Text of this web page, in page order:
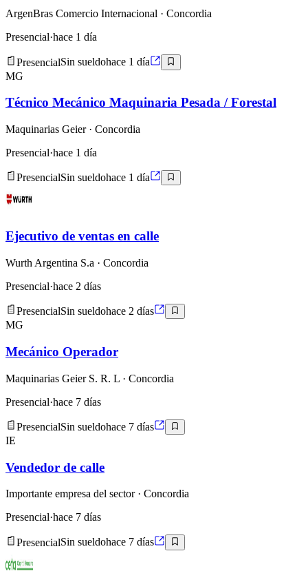
ArgenBras Comercio Internacional · Concordia
Presencial·hace 1 día
PresencialSin sueldohace 1 día
MG
Técnico Mecánico Maquinaria Pesada / Forestal
Maquinarias Geier· Concordia
Presencial·hace 1 día
PresencialSin sueldohace 1 día
Ejecutivo de ventas en calle
Wurth Argentina S.a · Concordia
Presencial·hace 2 días
PresencialSin sueldohace 2 días
MG
Mecánico Operador
Maquinarias Geier S. R. L · Concordia
Presencial·hace 7 días
PresencialSin sueldohace 7 días
IE
Vendedor de calle
Importante empresa del sector· Concordia
Presencial·hace 7 días
PresencialSin sueldohace 7 días